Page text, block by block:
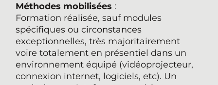
Méthodes mobilisées :
Formation réalisée, sauf modules
spécifiques ou circonstances
exceptionnelles, très majoritairement
voire totalement en présentiel dans un
environnement équipé (vidéoprojecteur,
connexion internet, logiciels, etc). Un